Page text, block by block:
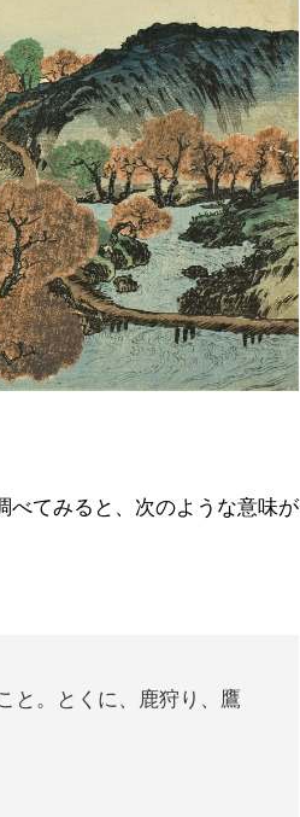
べてみると、次のような意味が
と。とくに、鹿狩り、鷹